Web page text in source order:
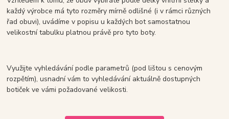
každý výrobce má tyto rozměry mírně odlišné (i v rámci různých
řad obuvi), uvádíme v popisu u každých bot samostatnou
velikostní tabulku platnou právě pro tyto boty.
Využijte vyhledávání podle parametrů (pod lištou s cenovým
rozpětím), usnadní vám to vyhledávání aktuálně dostupných
botiček ve vámi požadované velikosti.